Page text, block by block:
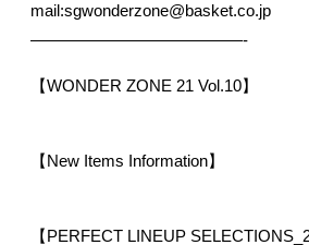
mail:sgwonderzone@basket.co.jp
—————————————-
【WONDER ZONE 21 Vol.10】
【New Items Information】
【PERFECT LINEUP